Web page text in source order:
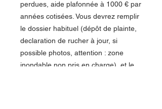
perdues, aide plafonnée à 1000 € par
années cotisées. Vous devrez remplir
le dossier habituel (dépôt de plainte,
declaration de rucher à jour, si
possible photos, attention : zone
inondable non pris en charge), et le